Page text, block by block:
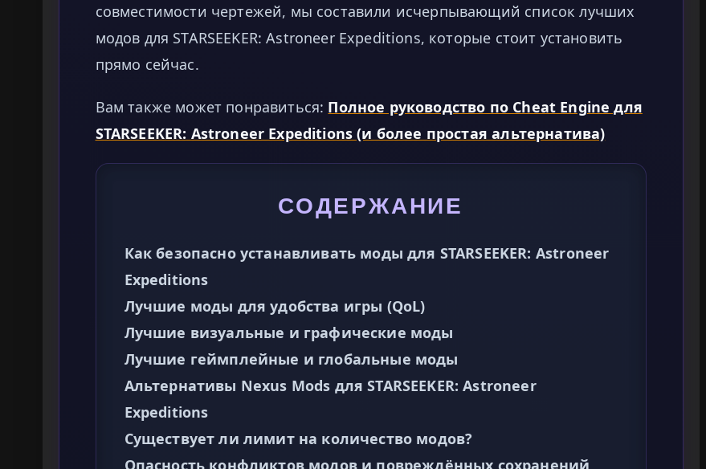
совместимости чертежей, мы составили исчерпывающий список лучших
модов для STARSEEKER: Astroneer Expeditions, которые стоит установить
прямо сейчас.
Вам также может понравиться: Полное руководство по Cheat Engine для
STARSEEKER: Astroneer Expeditions (и более простая альтернатива)
СОДЕРЖАНИЕ
Как безопасно устанавливать моды для STARSEEKER: Astroneer
Expeditions
Лучшие моды для удобства игры (QoL)
Лучшие визуальные и графические моды
Лучшие геймплейные и глобальные моды
Альтернативы Nexus Mods для STARSEEKER: Astroneer
Expeditions
Существует ли лимит на количество модов?
Опасность конфликтов модов и повреждённых сохранений